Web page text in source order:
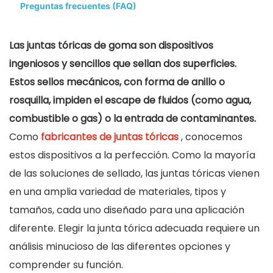
Preguntas frecuentes (FAQ)
Las juntas tóricas de goma son dispositivos
ingeniosos y sencillos que sellan dos superficies.
Estos sellos mecánicos, con forma de anillo o
rosquilla, impiden el escape de fluidos (como agua,
combustible o gas) o la entrada de contaminantes.
Como fabricantes de juntas tóricas, conocemos
estos dispositivos a la perfección. Como la mayoría
de las soluciones de sellado, las juntas tóricas vienen
en una amplia variedad de materiales, tipos y
tamaños, cada uno diseñado para una aplicación
diferente. Elegir la junta tórica adecuada requiere un
análisis minucioso de las diferentes opciones y
comprender su función.